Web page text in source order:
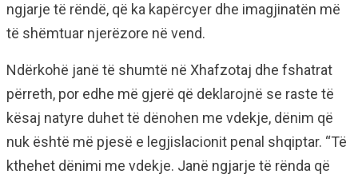
ngjarje të rëndë, që ka kapërcyer dhe imagjinatën më
të shëmtuar njerëzore në vend.
Ndërkohë janë të shumtë në Xhafzotaj dhe fshatrat
përreth, por edhe më gjerë që deklarojnë se raste të
kësaj natyre duhet të dënohen me vdekje, dënim që
nuk është më pjesë e legjislacionit penal shqiptar. “Të
kthehet dënimi me vdekje. Janë ngjarje të rënda që